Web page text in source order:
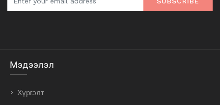
Мэдээлэл
Хүргэлт